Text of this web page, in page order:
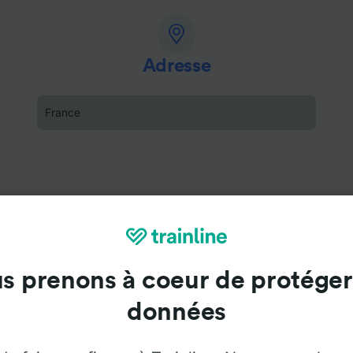
Adresse
France
prenons à coeur de
données